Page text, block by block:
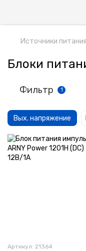
Источники питания
Блоки
Фильтр 1
Вых. напряжение
Артикул: 21364